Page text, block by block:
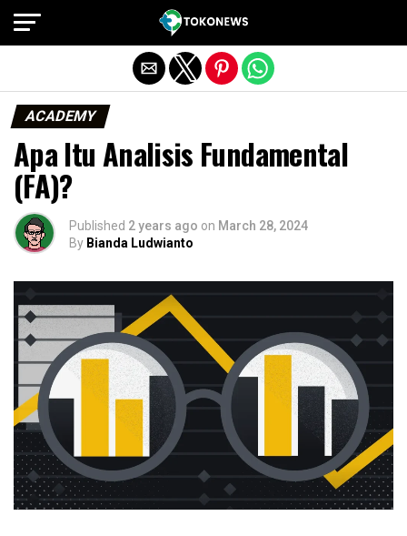
ACADEMY
Apa Itu Analisis Fundamental
(FA)?
Published 2 years ago on March 28, 2024
By Bianda Ludwianto
Exit mobile version